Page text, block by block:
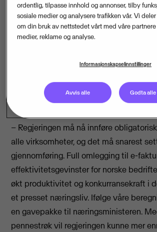
Regjeringen har satt som mål at
næringslivet skal gi en årlig
bedrifter på 15 milliarder kroner innen
hun i dag er halvveis til målet. Innføring
på nærmere 27 milliarder kroner, viser
beregninger.
– Regjeringen må nå innføre
alle virksomheter, og det må snarest
gjennomføring. Full omlegging til e-
effektivitetsgevinster for norske
økt produktivitet og konkurransekraft i
et presset næringsliv. Ifølge våre
en gavepakke til næringsministeren.
pennestrøk vil regjeringen kunne mer
ordentlig, tilpasse innhold og annonser, tilby
sosiale medier og analysere trafikken vår. Vi
om din bruk av nettstedet vårt med våre
medier, reklame og analyse.
Informasjonskapselinnstillinger
Avvis alle Godta